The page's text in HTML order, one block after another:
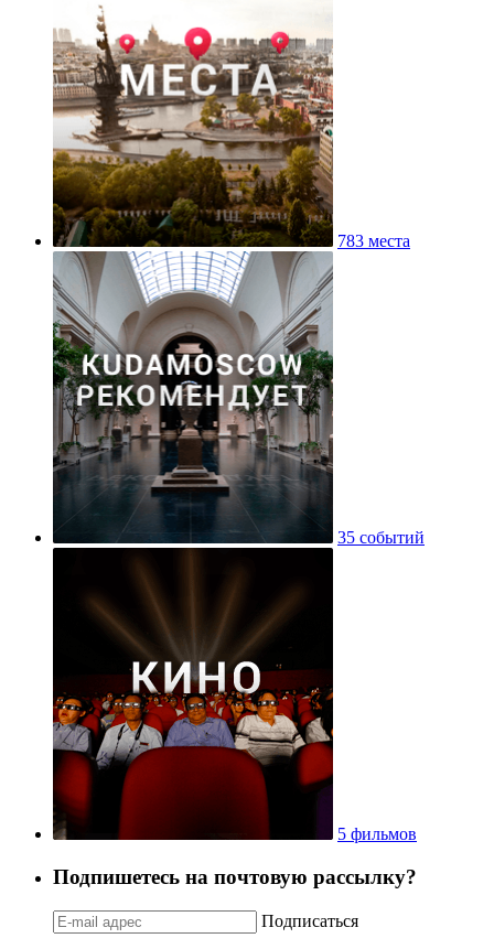
783 места
35 событий
5 фильмов
Подпишетесь на почтовую рассылку?
Подписаться